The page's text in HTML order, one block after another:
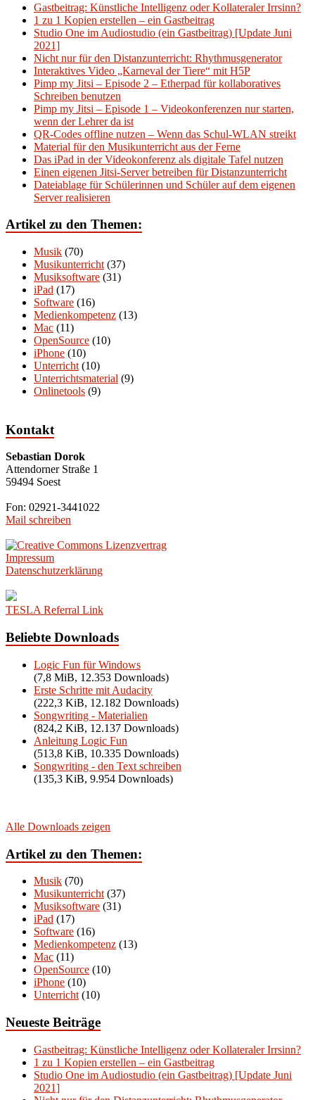
Gastbeitrag: Künstliche Intelligenz oder Kollateraler Irrsinn?
1 zu 1 Kopien erstellen – ein Gastbeitrag
Studio One im Audiostudio (ein Gastbeitrag) [Update Juni
2021]
Nicht nur für den Distanzunterricht: Rhythmusgenerator
Interaktives Video „Karneval der Tiere“ mit H5P
Pimp my Jitsi – Episode 2 – Etherpad für kollaboratives
Schreiben benutzen
Pimp my Jitsi – Episode 1 – Videokonferenzen nur starten,
wenn der Lehrer da ist
QR-Codes offline nutzen – Wenn das Schul-WLAN streikt
Material für den Musikunterricht aus der Ferne
Das iPad in der Videokonferenz als digitale Tafel nutzen
Einen eigenen Jitsi-Server betreiben für Distanzunterricht
Dateiablage für Schülerinnen und Schüler auf dem eigenen
Server realisieren
Artikel zu den Themen:
Musik (70)
Musikunterricht (37)
Musiksoftware (31)
iPad (17)
Software (16)
Medienkompetenz (13)
Mac (11)
OpenSource (10)
iPhone (10)
Unterricht (10)
Unterrichtsmaterial (9)
Onlinetools (9)
Kontakt
Sebastian Dorok
Attendorner Straße 1
59494 Soest
Fon: 02921-3441022
Mail schreiben
Impressum
Datenschutzerklärung
TESLA Referral Link
Beliebte Downloads
Logic Fun für Windows
(7,8 MiB, 12.353 Downloads)
Erste Schritte mit Audacity
(222,3 KiB, 12.182 Downloads)
Songwriting - Materialien
(824,2 KiB, 12.137 Downloads)
Anleitung Logic Fun
(513,8 KiB, 10.335 Downloads)
Songwriting - den Text schreiben
(135,3 KiB, 9.954 Downloads)
Alle Downloads zeigen
Artikel zu den Themen:
Musik (70)
Musikunterricht (37)
Musiksoftware (31)
iPad (17)
Software (16)
Medienkompetenz (13)
Mac (11)
OpenSource (10)
iPhone (10)
Unterricht (10)
Neueste Beiträge
Gastbeitrag: Künstliche Intelligenz oder Kollateraler Irrsinn?
1 zu 1 Kopien erstellen – ein Gastbeitrag
Studio One im Audiostudio (ein Gastbeitrag) [Update Juni
2021]